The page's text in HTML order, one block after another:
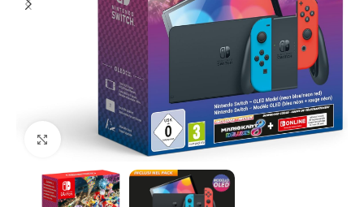
Click to enlarge